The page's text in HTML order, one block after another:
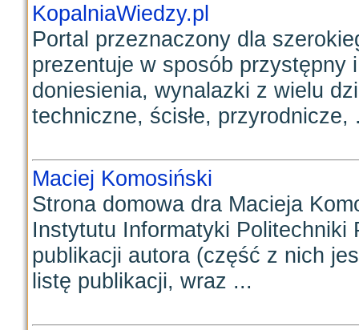
KopalniaWiedzy.pl
Portal przeznaczony dla
prezentuje w sposób przystępny
doniesienia, wynalazki z wielu
techniczne, ścisłe, przyrodnicze,
Maciej Komosiński
Strona domowa dra Macieja
Instytutu Informatyki
publikacji autora (część z nich
listę publikacji, wraz ...